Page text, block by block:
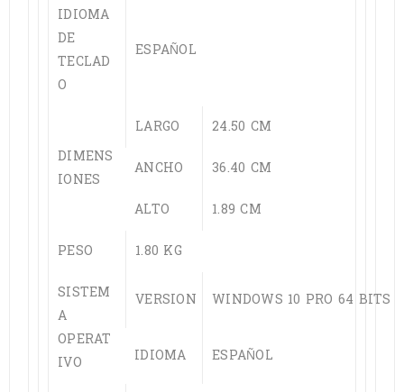
IDIOMA
DE
TECLAD
O
ESPAÑOL
DIMENS
IONES
LARGO
24.50 CM
ANCHO
36.40 CM
ALTO
1.89 CM
PESO
1.80 KG
SISTEM
A
OPERAT
IVO
VERSION WINDOWS 10 PRO 64 BITS
IDIOMA ESPAÑOL